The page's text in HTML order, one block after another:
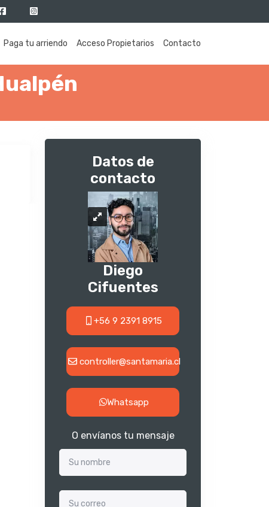
Paga tu arriendo Acceso Propietarios Contacto
Datos de
contacto
Diego
Cifuentes
+56 9 2391 8915
controller@santamaria.cl
Whatsapp
O envíanos tu mensaje